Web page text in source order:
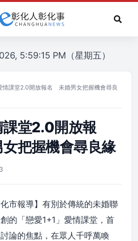
5:59:15 PM（星期五）
情課堂2.0開放報名 未婚男女把握機會尋良
堂2.0開放報
把握機會尋良緣
化市報導】有別於傳統的未婚聯
的「戀愛1+1」愛情課堂，首
論的焦點，在眾人千呼萬喚